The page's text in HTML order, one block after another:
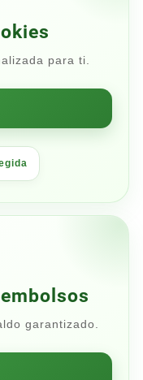
para ti.
garantizado.